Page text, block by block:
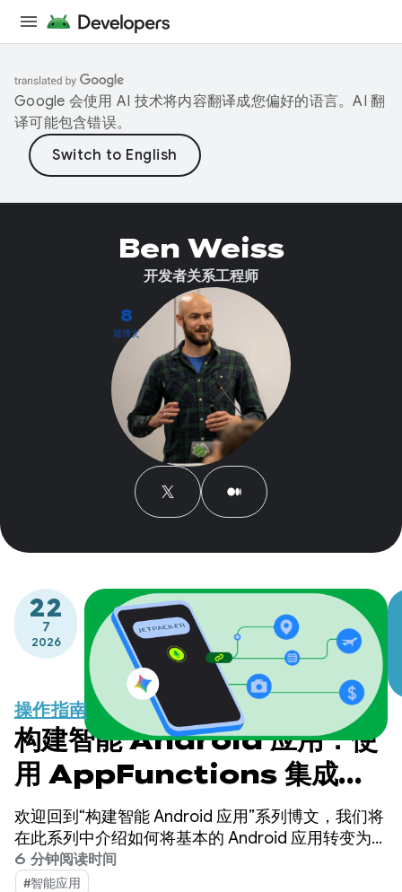
Google 会使用 AI 技术将内容翻译成您偏好的语言。AI 翻
译可能包含错误。
8
篇博文
Ben Weiss
开发者关系工程师
22
7
2026
操作指南
构建智能 Android 应用：使
用 AppFunctions 集成到
Android 的智能系统
欢迎回到“构建智能 Android 应用”系列博文，我们将
在此系列中介绍如何将基本的 Android 应用转变为个
性化、智能化的智能体体验。在上一篇博文中，我们
探讨了如何利用 Firebase AI Logic 构建云托管和混
6 分钟阅读时间
#智能应用